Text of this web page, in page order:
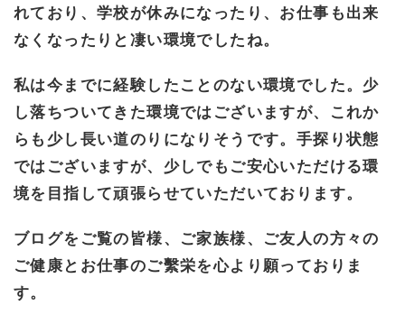
れており、学校が休みになったり、お仕事も出来
なくなったりと凄い環境でしたね。
私は今までに経験したことのない環境でした。少
し落ちついてきた環境ではございますが、これか
らも少し長い道のりになりそうです。手探り状態
ではございますが、少しでもご安心いただける環
境を目指して頑張らせていただいております。
ブログをご覧の皆様、ご家族様、ご友人の方々の
ご健康とお仕事のご繫栄を心より願っておりま
す。